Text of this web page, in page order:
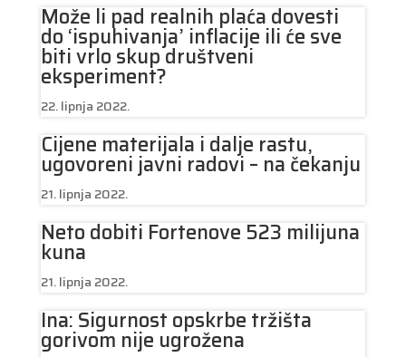
Može li pad realnih plaća dovesti
do ‘ispuhivanja’ inflacije ili će sve
biti vrlo skup društveni
eksperiment?
22. lipnja 2022.
Cijene materijala i dalje rastu,
ugovoreni javni radovi – na čekanju
21. lipnja 2022.
Neto dobiti Fortenove 523 milijuna
kuna
21. lipnja 2022.
Ina: Sigurnost opskrbe tržišta
gorivom nije ugrožena